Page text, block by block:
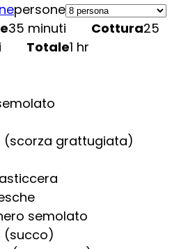
persone
35 minuti Cottura25
Totale1 hr
(scorza grattugiata)
semolato
(succo)